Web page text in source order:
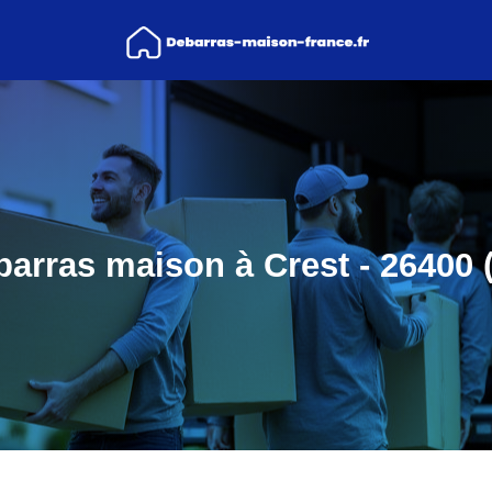
maison à Crest - 26400